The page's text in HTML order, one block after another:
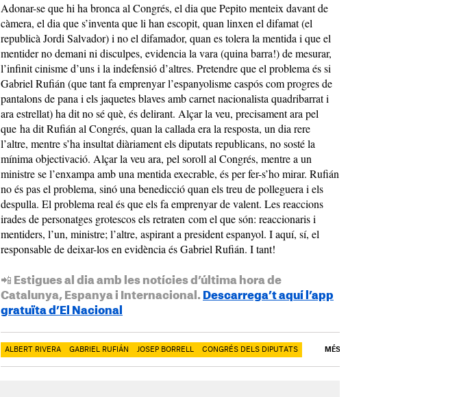
Adonar-se que hi ha bronca al Congrés, el dia que Pepito menteix davant de
càmera, el dia que s’inventa que li han escopit, quan linxen el difamat (el
republicà Jordi Salvador) i no el difamador, quan es tolera la mentida i que el
mentider no demani ni disculpes, evidencia la vara (quina barra!) de mesurar,
l’infinit cinisme d’uns i la indefensió d’altres. Pretendre que el problema és si
Gabriel Rufián (que tant fa emprenyar l’espanyolisme caspós com progres de
pantalons de pana i els jaquetes blaves amb carnet nacionalista quadribarrat i
ara estrellat) ha dit no sé què, és delirant. Alçar la veu, precisament ara pel
que ha dit Rufián al Congrés, quan la callada era la resposta, un dia rere
l’altre, mentre s’ha insultat diàriament els diputats republicans, no sosté la
mínima objectivació. Alçar la veu ara, pel soroll al Congrés, mentre a un
ministre se l’enxampa amb una mentida execrable, és per fer-s’ho mirar. Rufián
no és pas el problema, sinó una benedicció quan els treu de polleguera i els
despulla. El problema real és que els fa emprenyar de valent. Les reaccions
irades de personatges grotescos els retraten com el que són: reaccionaris i
mentiders, l’un, ministre; l’altre, aspirant a president espanyol. I aquí, sí, el
responsable de deixar-los en evidència és Gabriel Rufián. I tant!
📲 Estigues al dia amb les notícies d’última hora de
Catalunya, Espanya i Internacional. Descarrega’t aquí l’app
gratuïta d’El Nacional
ALBERT RIVERA GABRIEL RUFIÁN JOSEP BORRELL CONGRÉS DELS DIPUTATS MÉS